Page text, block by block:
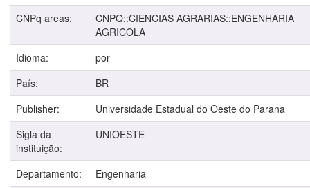
CNPq areas:
CNPQ::CIENCIAS AGRARIAS::ENGENHARIA
AGRICOLA
Idioma:
por
País:
BR
Publisher:
Universidade Estadual do Oeste do Parana
Sigla da
instituição:
UNIOESTE
Departamento:
Engenharia